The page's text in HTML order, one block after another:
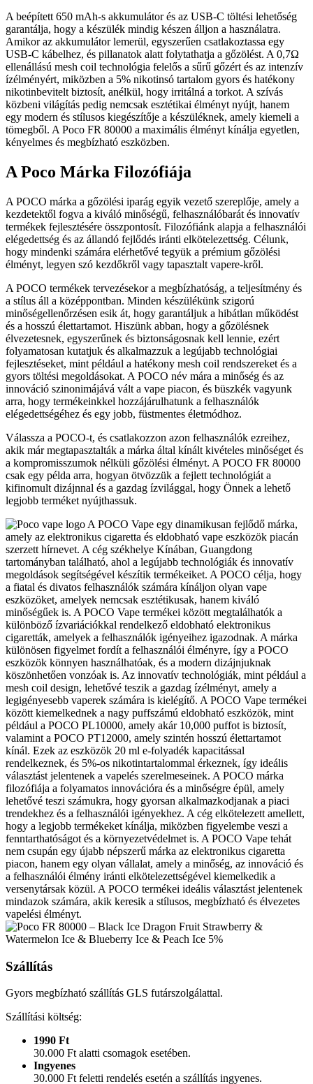
A beépített 650 mAh-s akkumulátor és az USB-C töltési lehetőség
garantálja, hogy a készülék mindig készen álljon a használatra.
Amikor az akkumulátor lemerül, egyszerűen csatlakoztassa egy
USB-C kábelhez, és pillanatok alatt folytathatja a gőzölést. A 0,7Ω
ellenállású mesh coil technológia felelős a sűrű gőzért és az intenzív
ízélményért, miközben a 5% nikotinsó tartalom gyors és hatékony
nikotinbevitelt biztosít, anélkül, hogy irritálná a torkot. A szívás
közbeni világítás pedig nemcsak esztétikai élményt nyújt, hanem
egy modern és stílusos kiegészítője a készüléknek, amely kiemeli a
tömegből. A Poco FR 80000 a maximális élményt kínálja egyetlen,
kényelmes és megbízható eszközben.
A Poco Márka Filozófiája
A POCO márka a gőzölési iparág egyik vezető szereplője, amely a
kezdetektől fogva a kiváló minőségű, felhasználóbarát és innovatív
termékek fejlesztésére összpontosít. Filozófiánk alapja a felhasználói
elégedettség és az állandó fejlődés iránti elkötelezettség. Célunk,
hogy mindenki számára elérhetővé tegyük a prémium gőzölési
élményt, legyen szó kezdőkről vagy tapasztalt vapere-kről.
A POCO termékek tervezésekor a megbízhatóság, a teljesítmény és
a stílus áll a középpontban. Minden készülékünk szigorú
minőségellenőrzésen esik át, hogy garantáljuk a hibátlan működést
és a hosszú élettartamot. Hiszünk abban, hogy a gőzölésnek
élvezetesnek, egyszerűnek és biztonságosnak kell lennie, ezért
folyamatosan kutatjuk és alkalmazzuk a legújabb technológiai
fejlesztéseket, mint például a hatékony mesh coil rendszereket és a
gyors töltési megoldásokat. A POCO név mára a minőség és az
innováció szinonimájává vált a vape piacon, és büszkék vagyunk
arra, hogy termékeinkkel hozzájárulhatunk a felhasználók
elégedettségéhez és egy jobb, füstmentes életmódhoz.
Válassza a POCO-t, és csatlakozzon azon felhasználók ezreihez,
akik már megtapasztalták a márka által kínált kivételes minőséget és
a kompromisszumok nélküli gőzölési élményt. A POCO FR 80000
csak egy példa arra, hogyan ötvözzük a fejlett technológiát a
kifinomult dizájnnal és a gazdag ízvilággal, hogy Önnek a lehető
legjobb terméket nyújthassuk.
A POCO Vape egy dinamikusan fejlődő márka,
amely az elektronikus cigaretta és eldobható vape eszközök piacán
szerzett hírnevet. A cég székhelye Kínában, Guangdong
tartományban található, ahol a legújabb technológiák és innovatív
megoldások segítségével készítik termékeiket. A POCO célja, hogy
a fiatal és divatos felhasználók számára kínáljon olyan vape
eszközöket, amelyek nemcsak esztétikusak, hanem kiváló
minőségűek is. A POCO Vape termékei között megtalálhatók a
különböző ízvariációkkal rendelkező eldobható elektronikus
cigaretták, amelyek a felhasználók igényeihez igazodnak. A márka
különösen figyelmet fordít a felhasználói élményre, így a POCO
eszközök könnyen használhatóak, és a modern dizájnjuknak
köszönhetően vonzóak is. Az innovatív technológiák, mint például a
mesh coil design, lehetővé teszik a gazdag ízélményt, amely a
legigényesebb vaperek számára is kielégítő. A POCO Vape termékei
között kiemelkednek a nagy puffszámú eldobható eszközök, mint
például a POCO PL10000, amely akár 10,000 puffot is biztosít,
valamint a POCO PT12000, amely szintén hosszú élettartamot
kínál. Ezek az eszközök 20 ml e-folyadék kapacitással
rendelkeznek, és 5%-os nikotintartalommal érkeznek, így ideális
választást jelentenek a vapelés szerelmeseinek. A POCO márka
filozófiája a folyamatos innovációra és a minőségre épül, amely
lehetővé teszi számukra, hogy gyorsan alkalmazkodjanak a piaci
trendekhez és a felhasználói igényekhez. A cég elkötelezett amellett,
hogy a legjobb termékeket kínálja, miközben figyelembe veszi a
fenntarthatóságot és a környezetvédelmet is. A POCO Vape tehát
nem csupán egy újabb népszerű márka az elektronikus cigaretta
piacon, hanem egy olyan vállalat, amely a minőség, az innováció és
a felhasználói élmény iránti elkötelezettségével kiemelkedik a
versenytársak közül. A POCO termékei ideális választást jelentenek
mindazok számára, akik keresik a stílusos, megbízható és élvezetes
vapelési élményt.
Szállítás
Gyors megbízható szállítás GLS futárszolgálattal.
Szállítási költség:
1990 Ft
30.000 Ft alatti csomagok esetében.
Ingyenes
30.000 Ft feletti rendelés esetén a szállítás ingyenes.